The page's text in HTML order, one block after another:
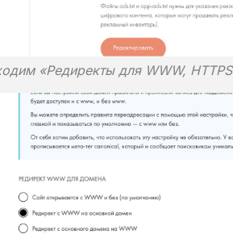
«Редиректы для WWW,